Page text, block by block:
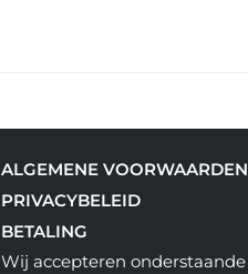
ALGEMENE VOORWAARDEN
PRIVACYBELEID
BETALING
Wij accepteren onderstaande